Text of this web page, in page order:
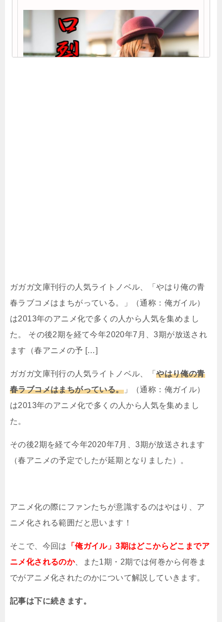
ガガガ文庫刊行の人気ライトノベル、「やはり俺の青
春ラブコメはまちがっている。」（通称：俺ガイル）
は2013年のアニメ化で多くの人から人気を集めまし
た。 その後2期を経て今年2020年7月、3期が放送され
ます（春アニメの予 […]
ガガガ文庫刊行の人気ライトノベル、「やはり俺の青
春ラブコメはまちがっている。」（通称：俺ガイル）
は2013年のアニメ化で多くの人から人気を集めまし
た。
その後2期を経て今年2020年7月、3期が放送されます
（春アニメの予定でしたが延期となりました）。
アニメ化の際にファンたちが意識するのはやはり、ア
ニメ化される範囲だと思います！
そこで、今回は
「俺ガイル」3期はどこからどこまでア
ニメ化されるのか、また1期・2期では何巻から何巻ま
でがアニメ化されたのかについて解説していきます。
記事は下に続きます。